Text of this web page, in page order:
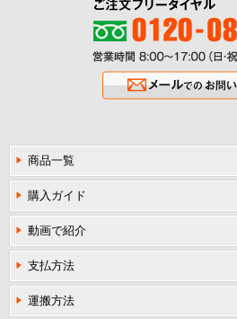
ご注文フリーダイヤル
営業時間8:00〜17:00（日
商品一覧
購入ガイド
動画で紹介
支払方法
運搬方法